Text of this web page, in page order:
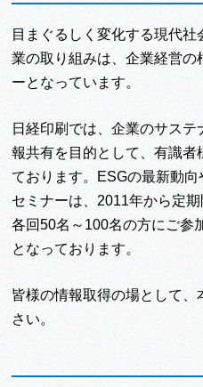
目まぐるしく変化する現代
業の取り組みは、企業経営の
ーとなっています。
日経印刷では、企業のサス
報共有を目的として、有識者
ております。ESGの最新動
セミナーは、2011年から定
各回50名～100名の方にご参
となっております。
皆様の情報取得の場として
さい。